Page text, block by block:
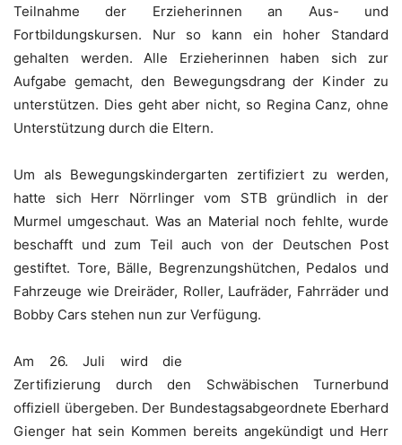
Teilnahme der Erzieherinnen an Aus- und
Fortbildungskursen. Nur so kann ein hoher Standard
gehalten werden. Alle Erzieherinnen haben sich zur
Aufgabe gemacht, den Bewegungsdrang der Kinder zu
unterstützen. Dies geht aber nicht, so Regina Canz, ohne
Unterstützung durch die Eltern.
Um als Bewegungskindergarten zertifiziert zu werden,
hatte sich Herr Nörrlinger vom STB gründlich in der
Murmel umgeschaut. Was an Material noch fehlte, wurde
beschafft und zum Teil auch von der Deutschen Post
gestiftet. Tore, Bälle, Begrenzungshütchen, Pedalos und
Fahrzeuge wie Dreiräder, Roller, Laufräder, Fahrräder und
Bobby Cars stehen nun zur Verfügung.
Am 26. Juli wird die
Zertifizierung durch den Schwäbischen Turnerbund
offiziell übergeben. Der Bundestagsabgeordnete Eberhard
Gienger hat sein Kommen bereits angekündigt und Herr